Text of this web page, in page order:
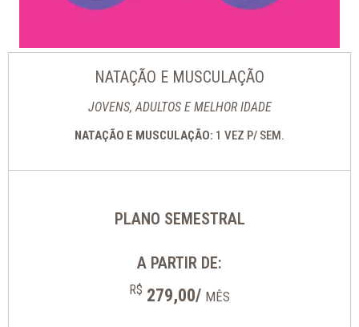
NATAÇÃO E MUSCULAÇÃO
JOVENS, ADULTOS E MELHOR IDADE
NATAÇÃO E MUSCULAÇÃO: 1 VEZ P/ SEM.
PLANO SEMESTRAL
A PARTIR DE:
R$ 279,00/ MÊS